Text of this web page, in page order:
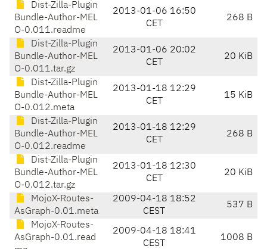
Dist-Zilla-Plugin
Bundle-Author-MEL
O-0.011.readme
2013-01-06 16:50
CET
268 B
Dist-Zilla-Plugin
Bundle-Author-MEL
O-0.011.tar.gz
2013-01-06 20:02
CET
20 KiB
Dist-Zilla-Plugin
Bundle-Author-MEL
O-0.012.meta
2013-01-18 12:29
CET
15 KiB
Dist-Zilla-Plugin
Bundle-Author-MEL
O-0.012.readme
2013-01-18 12:29
CET
268 B
Dist-Zilla-Plugin
Bundle-Author-MEL
O-0.012.tar.gz
2013-01-18 12:30
CET
20 KiB
MojoX-Routes-
AsGraph-0.01.meta
2009-04-18 18:52
CEST
537 B
MojoX-Routes-
AsGraph-0.01.read
2009-04-18 18:41
CEST
1008 B